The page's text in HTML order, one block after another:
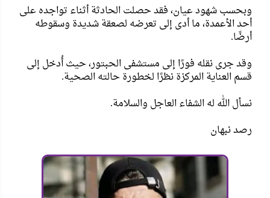
وبحسب شهود عيان، فقد حصلت الحادثة أثناء تواجده على
أحد الأعمدة، ما أدى إلى تعرضه لصعقة شديدة وسقوطه
أرضًا.
وقد جرى نقله فورًا إلى مستشفى الحبتور، حيث أُدخل إلى
قسم العناية المركزة نظرًا لخطورة حالته الصحية.
نسأل الله له الشفاء العاجل والسلامة.
رصد نبهان